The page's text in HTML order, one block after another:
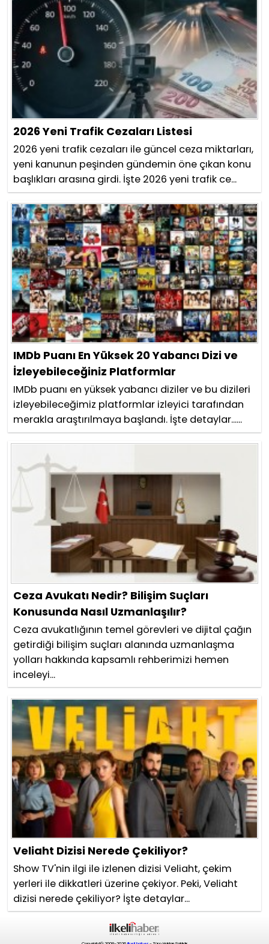
2026 Yeni Trafik Cezaları Listesi
2026 yeni trafik cezaları ile güncel ceza miktarları,
yeni kanunun peşinden gündemin öne çıkan konu
başlıkları arasına girdi. İşte 2026 yeni trafik ce...
IMDb Puanı En Yüksek 20 Yabancı Dizi ve
İzleyebileceğiniz Platformlar
IMDb puanı en yüksek yabancı diziler ve bu dizileri
izleyebileceğimiz platformlar izleyici tarafından
merakla araştırılmaya başlandı. İşte detaylar......
Ceza Avukatı Nedir? Bilişim Suçları
Konusunda Nasıl Uzmanlaşılır?
Ceza avukatlığının temel görevleri ve dijital çağın
getirdiği bilişim suçları alanında uzmanlaşma
yolları hakkında kapsamlı rehberimizi hemen
inceleyi...
Veliaht Dizisi Nerede Çekiliyor?
Show TV'nin ilgi ile izlenen dizisi Veliaht, çekim
yerleri ile dikkatleri üzerine çekiyor. Peki, Veliaht
dizisi nerede çekiliyor? İşte detaylar...